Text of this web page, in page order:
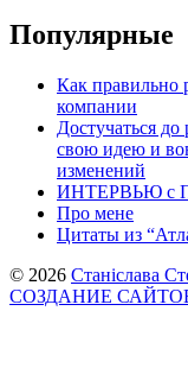
Популярные
Как правильно
компании
Достучаться
свою идею и
изменений
ИНТЕРВЬЮ с
Про мене
Цитаты из
© 2026 Станіслава
СОЗДАНИЕ